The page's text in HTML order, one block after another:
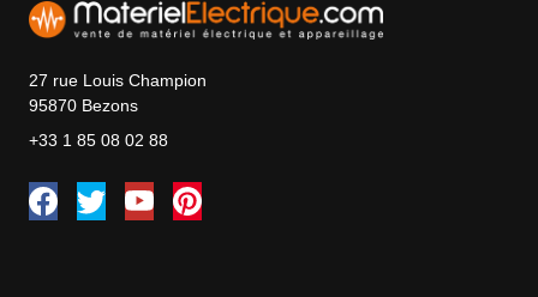
27 rue Louis Champion
95870 Bezons
+33 1 85 08 02 88